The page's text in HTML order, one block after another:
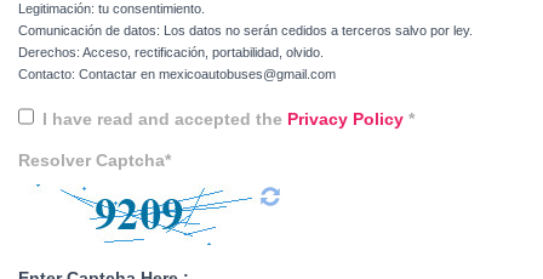
Legitimación: tu consentimiento.
Comunicación de datos: Los datos no serán cedidos a terceros salvo por ley.
Derechos: Acceso, rectificación, portabilidad, olvido.
Contacto: Contactar en mexicoautobuses@gmail.com
I have read and accepted the Privacy Policy *
Resolver Captcha*